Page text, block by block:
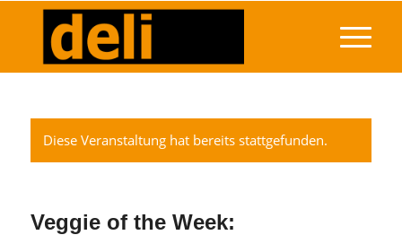
Diese Veranstaltung hat bereits stattgefunden.
Veggie of the Week: